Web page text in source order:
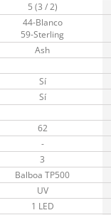
5 (3 / 2)
44-Blanco
59-Sterling
Ash
Sí
Sí
62
-
3
Balboa TP500
UV
1 LED